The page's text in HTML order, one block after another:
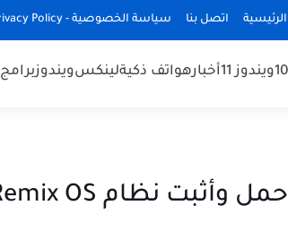
اتصل بنا سياسة الخصوصية - Privacy Policy
ويندوز 11 أخبارهواتف ذكيةلينكسويندوزبرامج